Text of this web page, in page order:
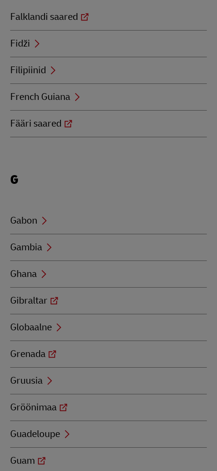
Falklandi saared
Fidži
Filipiinid
French Guiana
Fääri saared
beginning
G
Gabon
Gambia
Ghana
Gibraltar
Globaalne
Grenada
Gruusia
Gröönimaa
Guadeloupe
Guam